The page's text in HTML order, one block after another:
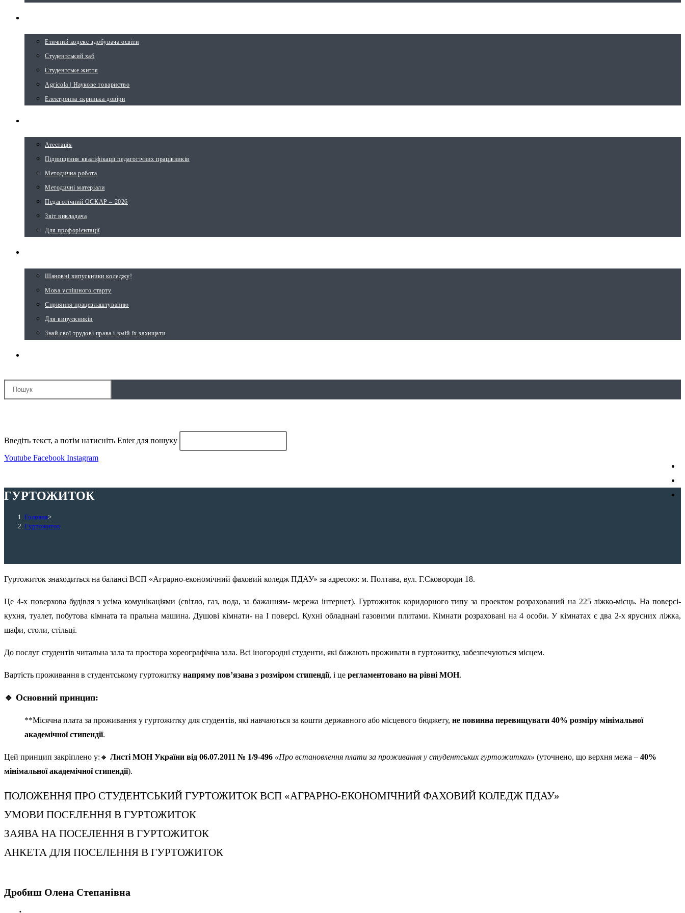
Етичний кодекс здобувача освіти
Студентський хаб
Студентське життя
Agricola | Наукове товариство
Електронна скринька довіри
Атестація
Підвищення кваліфікації педагогічних працівників
Методична робота
Методичні матеріали
Педагогічний ОСКАР – 2026
Звіт викладача
Для профорієнтації
Шановні випускники коледжу!
Мова успішного старту
Сприяння працевлаштуванню
Для випускників
Знай свої трудові права і вмій їх захищати
Введіть текст, а потім натисніть Enter для пошуку
Youtube Facebook Instagram
ГУРТОЖИТОК
Головна>
Гуртожиток
Гуртожиток знаходиться на балансі ВСП «Аграрно-економічний фаховий коледж ПДАУ» за адресою: м. Полтава, вул. Г.Сковороди 18.
Це 4-х поверхова будівля з усіма комунікаціями (світло, газ, вода, за бажанням- мережа інтернет). Гуртожиток коридорного типу за проектом розрахований на 225 ліжко-місць. На поверсі-
кухня, туалет, побутова кімната та пральна машина. Душові кімнати- на І поверсі. Кухні обладнані газовими плитами. Кімнати розраховані на 4 особи. У кімнатах є два 2-х ярусних ліжка,
шафи, столи, стільці.
До послуг студентів читальна зала та простора хореографічна зала. Всі іногородні студенти, які бажають проживати в гуртожитку, забезпечуються місцем.
Вартість проживання в студентському гуртожитку напряму пов’язана з розміром стипендії, і це регламентовано на рівні МОН.
🔹 Основний принцип:
**Місячна плата за проживання у гуртожитку для студентів, які навчаються за кошти державного або місцевого бюджету, не повинна перевищувати 40% розміру мінімальної
академічної стипендії.
Цей принцип закріплено у:🔸 Листі МОН України від 06.07.2011 № 1/9-496 «Про встановлення плати за проживання у студентських гуртожитках» (уточнено, що верхня межа – 40%
мінімальної академічної стипендії).
ПОЛОЖЕННЯ ПРО СТУДЕНТСЬКИЙ ГУРТОЖИТОК ВСП «АГРАРНО-ЕКОНОМІЧНИЙ ФАХОВИЙ КОЛЕДЖ ПДАУ»
УМОВИ ПОСЕЛЕННЯ В ГУРТОЖИТОК
ЗАЯВА НА ПОСЕЛЕННЯ В ГУРТОЖИТОК
АНКЕТА ДЛЯ ПОСЕЛЕННЯ В ГУРТОЖИТОК
Дробиш Олена Степанівна